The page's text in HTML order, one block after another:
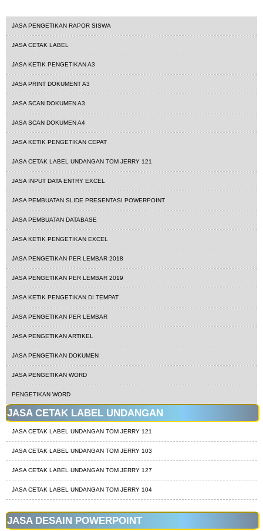
JASA PENGETIKAN RAPOR SISWA
JASA CETAK LABEL
JASA KETIK PENGETIKAN A3
JASA PRINT DOKUMENT A3
JASA SCAN DOKUMEN A3
JASA SCAN DOKUMEN A4
JASA KETIK PENGETIKAN CEPAT
JASA CETAK LABEL UNDANGAN TOM JERRY 121
JASA INPUT DATA ENTRY EXCEL
JASA PEMBUATAN SLIDE PRESENTASI POWERPOINT
JASA PEMBUATAN DATABASE
JASA KETIK PENGETIKAN EXCEL
JASA PENGETIKAN PER LEMBAR 2018
JASA PENGETIKAN PER LEMBAR 2019
JASA KETIK PENGETIKAN DI TEMPAT
JASA PENGETIKAN PER LEMBAR
JASA PENGETIKAN ARTIKEL
JASA PENGETIKAN DOKUMEN
JASA PENGETIKAN WORD
PENGETIKAN WORD
JASA CETAK LABEL UNDANGAN
JASA CETAK LABEL UNDANGAN TOM JERRY 121
JASA CETAK LABEL UNDANGAN TOM JERRY 103
JASA CETAK LABEL UNDANGAN TOM JERRY 127
JASA CETAK LABEL UNDANGAN TOM JERRY 104
JASA DESAIN POWERPOINT